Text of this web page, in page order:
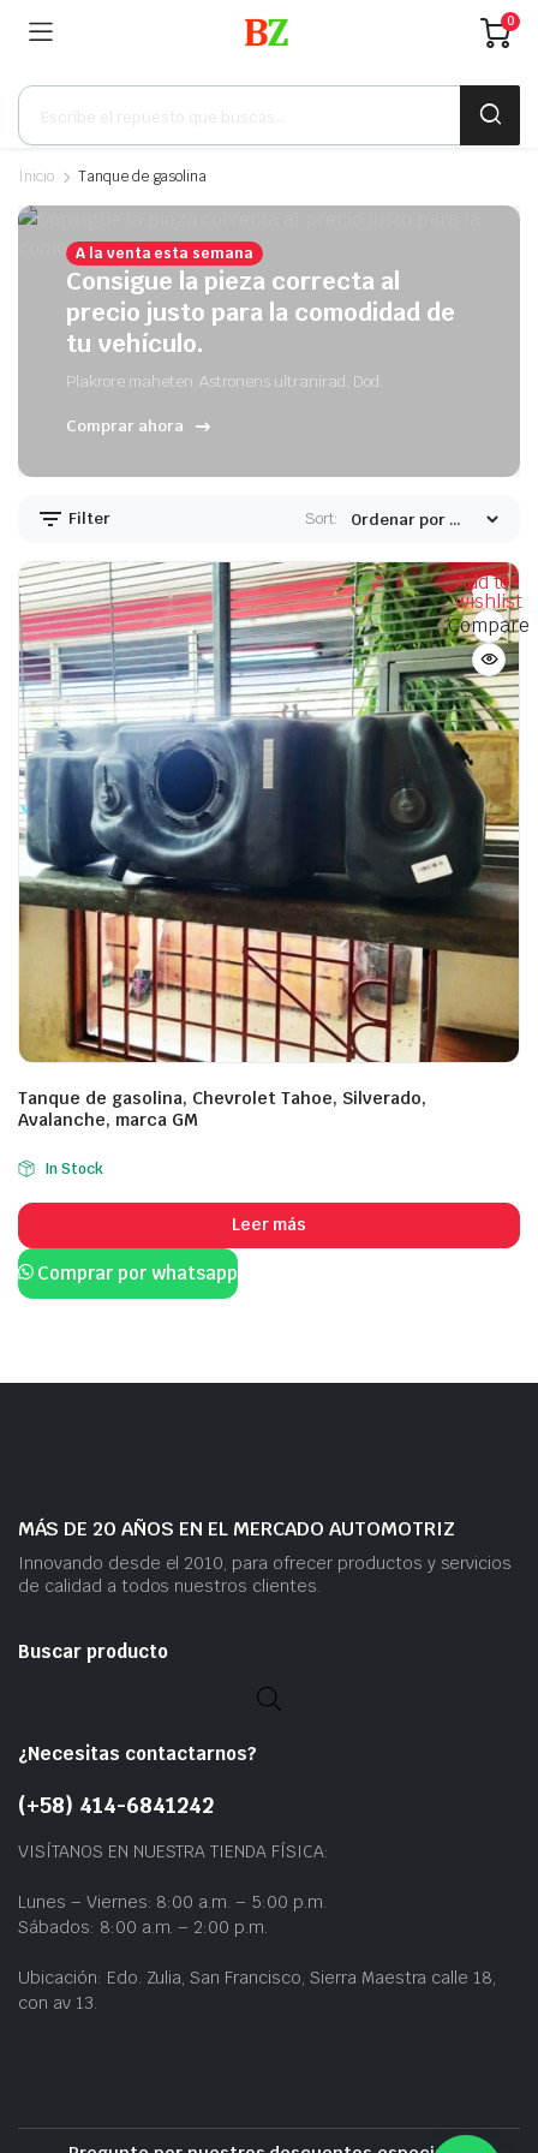
0
Búsqueda
productos
Inicio Tanque de gasolina
A la venta esta semana
Consigue la pieza correcta al
precio justo para la comodidad de
tu vehículo.
Plakrore maheten. Astronens ultranirad. Dod.
Comprar ahora
Filter Sort:
Add to
wishlist
Compare
Tanque de gasolina, Chevrolet Tahoe, Silverado,
Avalanche, marca GM
In Stock
Leer más
Comprar por whatsapp
MÁS DE 20 AÑOS EN EL MERCADO AUTOMOTRIZ
Innovando desde el 2010, para ofrecer productos y servicios
de calidad a todos nuestros clientes.
Buscar producto
¿Necesitas contactarnos?
(+58) 414-6841242
VISÍTANOS EN NUESTRA TIENDA FÍSICA:
Lunes – Viernes: 8:00 a.m. – 5:00 p.m.
Sábados: 8:00 a.m. – 2:00 p.m.
Ubicación: Edo. Zulia, San Francisco, Sierra Maestra calle 18,
con av 13.